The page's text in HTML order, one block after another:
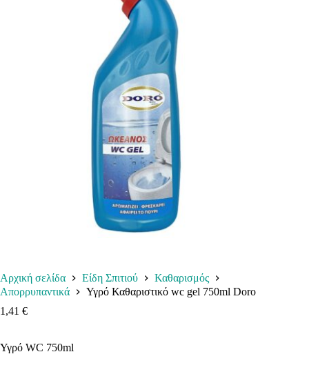
Αρχική σελίδα Είδη Σπιτιού
Καθαρισμός
Απορρυπαντικά
Υγρό Καθαριστικό wc gel 750ml Doro
1,41 €
Υγρό WC 750ml